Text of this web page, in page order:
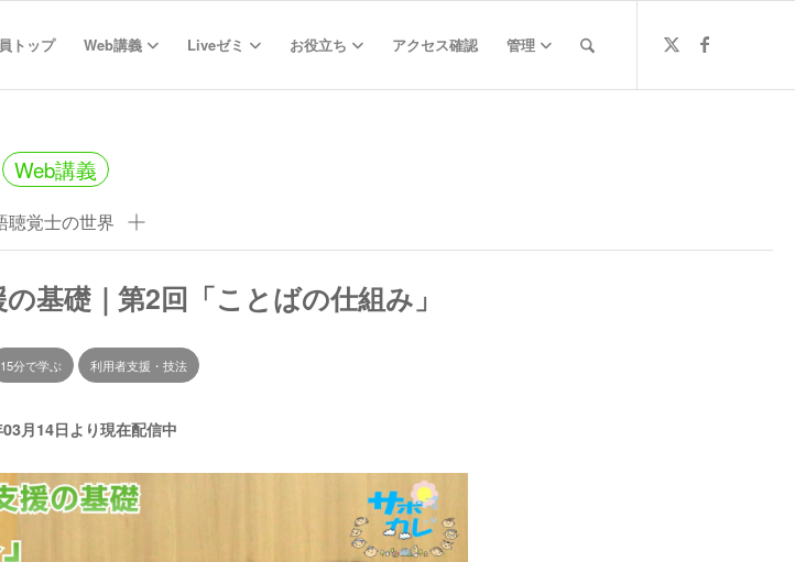
トップ Web講義 Liveゼミ お役立ち アクセス確認 管理
Web講義
聴覚士の世界
基礎｜第2回「ことばの仕組み」
15分で学ぶ 利用者支援・技法
月14日より現在配信中